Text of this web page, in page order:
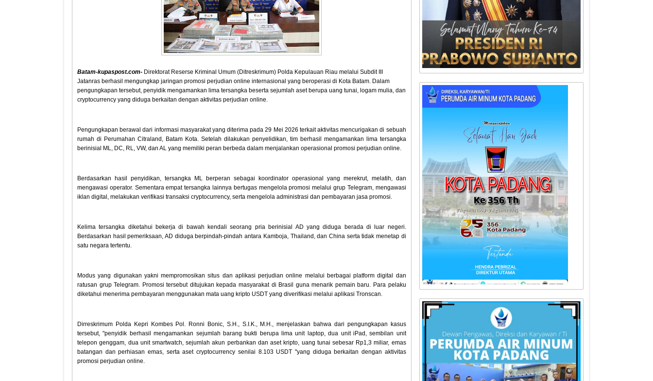
Batam-kupaspost.com- Direktorat Reserse Kriminal Umum (Ditreskrimum) Polda Kepulauan Riau melalui Subdit III
Jatanras berhasil mengungkap jaringan promosi perjudian online internasional yang beroperasi di Kota Batam. Dalam
pengungkapan tersebut, penyidik mengamankan lima tersangka beserta sejumlah aset berupa uang tunai, logam mulia, dan
cryptocurrency yang diduga berkaitan dengan aktivitas perjudian online.
Pengungkapan berawal dari informasi masyarakat yang diterima pada 29 Mei 2026 terkait aktivitas mencurigakan di sebuah
rumah di Perumahan Citraland, Batam Kota. Setelah dilakukan penyelidikan, tim berhasil mengamankan lima tersangka
berinisial ML, DC, RL, VW, dan AL yang memiliki peran berbeda dalam menjalankan operasional promosi perjudian online.
Berdasarkan hasil penyidikan, tersangka ML berperan sebagai koordinator operasional yang merekrut, melatih, dan
mengawasi operator. Sementara empat tersangka lainnya bertugas mengelola promosi melalui grup Telegram, mengawasi
iklan digital, melakukan verifikasi transaksi cryptocurrency, serta mengelola administrasi dan pembayaran jasa promosi.
Kelima tersangka diketahui bekerja di bawah kendali seorang pria berinisial AD yang diduga berada di luar negeri.
Berdasarkan hasil pemeriksaan, AD diduga berpindah-pindah antara Kamboja, Thailand, dan China serta tidak menetap di
satu negara tertentu.
Modus yang digunakan yakni mempromosikan situs dan aplikasi perjudian online melalui berbagai platform digital dan
ratusan grup Telegram. Promosi tersebut ditujukan kepada masyarakat di Brasil guna menarik pemain baru. Para pelaku
diketahui menerima pembayaran menggunakan mata uang kripto USDT yang diverifikasi melalui aplikasi Tronscan.
Dirreskrimum Polda Kepri Kombes Pol. Ronni Bonic, S.H., S.I.K., M.H., menjelaskan bahwa dari pengungkapan kasus
tersebut, "penyidik berhasil mengamankan sejumlah barang bukti berupa lima unit laptop, dua unit iPad, sembilan unit
telepon genggam, dua unit smartwatch, sejumlah akun perbankan dan aset kripto, uang tunai sebesar Rp1,3 miliar, emas
batangan dan perhiasan emas, serta aset cryptocurrency senilai 8.103 USDT "yang diduga berkaitan dengan aktivitas
promosi perjudian online.